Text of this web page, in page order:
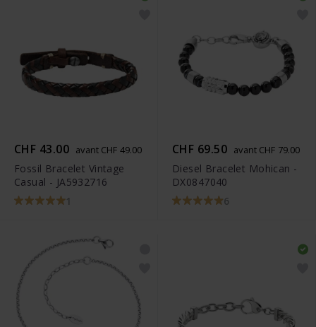
CHF 43.00 avant CHF 49.00
Fossil Bracelet Vintage
Casual - JA5932716
1
CHF 69.50 avant CHF 79.00
Diesel Bracelet Mohican -
DX0847040
6